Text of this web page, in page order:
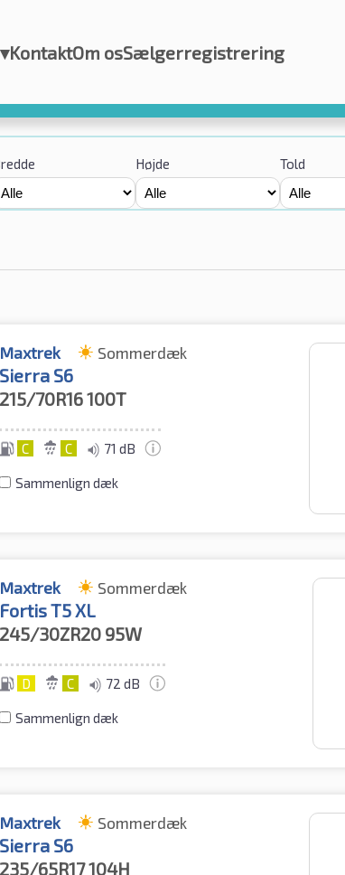
▾KontaktOm osSælgerregistrering
Højde Told
Maxtrek Sommerdæk
Sierra S6
215/70R16100T
C C 71 dB
Sammenlign dæk
Maxtrek Sommerdæk
Fortis T5 XL
245/30ZR20 95W
D C 72 dB
Sammenlign dæk
Maxtrek Sommerdæk
Sierra S6
235/65R17104H